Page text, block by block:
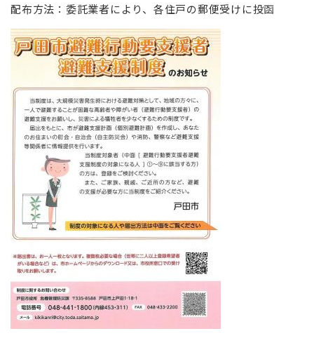
配布方法：委託業者により、各住戸の郵便受けに投函